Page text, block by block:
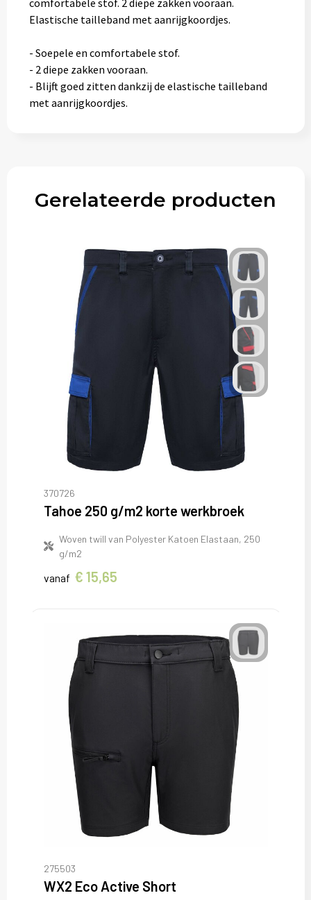
comfortabele stof. 2 diepe zakken vooraan.
Elastische tailleband met aanrijgkoordjes.
- Soepele en comfortabele stof.
- 2 diepe zakken vooraan.
- Blijft goed zitten dankzij de elastische tailleband
met aanrijgkoordjes.
Gerelateerde producten
370726
Tahoe 250 g/m2 korte werkbroek
Woven twill van Polyester Katoen Elastaan, 250
g/m2
vanaf € 15,65
275503
WX2 Eco Active Short